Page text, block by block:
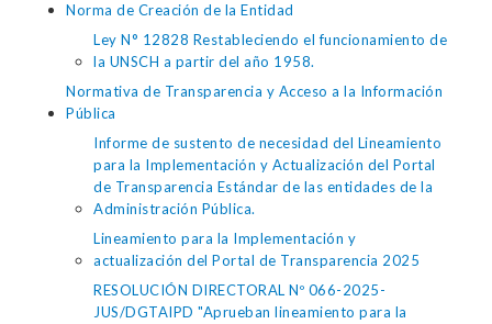
Norma de Creación de la Entidad
Ley N° 12828 Restableciendo el funcionamiento de
la UNSCH a partir del año 1958.
Normativa de Transparencia y Acceso a la Información
Pública
Informe de sustento de necesidad del Lineamiento
para la Implementación y Actualización del Portal
de Transparencia Estándar de las entidades de la
Administración Pública.
Lineamiento para la Implementación y
actualización del Portal de Transparencia 2025
RESOLUCIÓN DIRECTORAL Nº 066-2025-
JUS/DGTAIPD "Aprueban lineamiento para la